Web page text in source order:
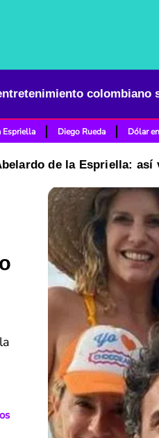
Espriella Diego Rueda Dólar
de la Espriella: así